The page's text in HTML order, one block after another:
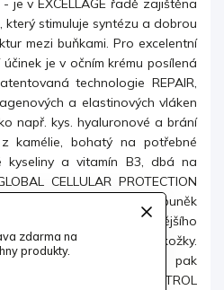
zdarma na
produkty.
je v EXCELLAGE řadě zajištěna
který stimuluje syntézu a dobrou
mezi buňkami. Pro excelentní
účinek je v očním krému posílená
technologie REPAIR,
a elastinových vláken
např. kys. hyaluronové a brání
kamélie, bohatý na potřebné
a vitamín B3, dbá na
CELLULAR PROTECTION
zajišťuje ochranu buněk
před nepřízněmi vnějšího
biologickým štítem pokožky.
povrch pokožky, která pak
technologie TIME CONTROL